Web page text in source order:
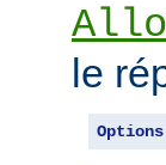
le
Options